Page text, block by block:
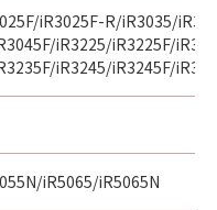
iR3025F-R/iR3035/
iR3225/iR3225F/
iR3245/iR3245F/
iR5065/iR5065N